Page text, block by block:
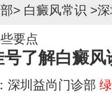
> 白癜风常识 >
要点
了解白癜风
深圳益尚门诊部